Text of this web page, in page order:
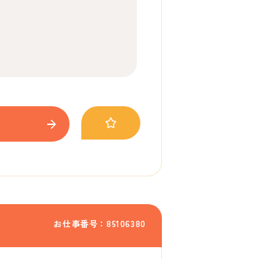
お仕事番号：85106380